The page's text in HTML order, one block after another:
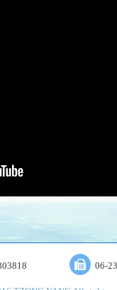
06-